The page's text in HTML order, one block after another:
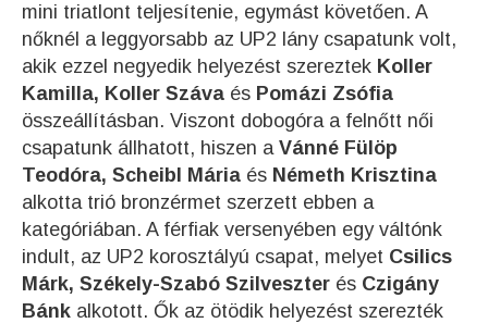
mini triatlont teljesítenie, egymást követően. A
nőknél a leggyorsabb az UP2 lány csapatunk volt,
akik ezzel negyedik helyezést szereztek Koller
Kamilla, Koller Száva és Pomázi Zsófia
összeállításban. Viszont dobogóra a felnőtt női
csapatunk állhatott, hiszen a Vánné Fülöp
Teodóra, Scheibl Mária és Németh Krisztina
alkotta trió bronzérmet szerzett ebben a
kategóriában. A férfiak versenyében egy váltónk
indult, az UP2 korosztályú csapat, melyet Csilics
Márk, Székely-Szabó Szilveszter és Czigány
Bánk alkotott. Ők az ötödik helyezést szerezték